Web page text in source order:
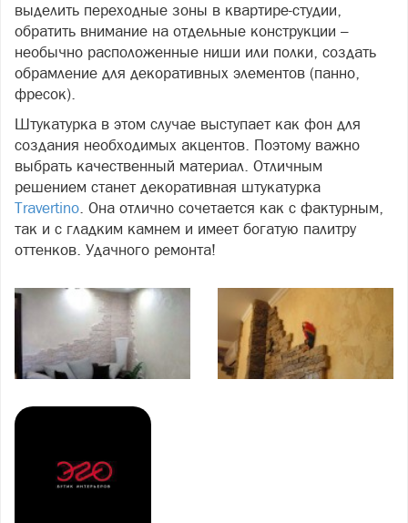
выделить переходные зоны в квартире-студии,
обратить внимание на отдельные конструкции –
необычно расположенные ниши или полки, создать
обрамление для декоративных элементов (панно,
фресок).
Штукатурка в этом случае выступает как фон для
создания необходимых акцентов. Поэтому важно
выбрать качественный материал. Отличным
решением станет декоративная штукатурка
Travertino. Она отлично сочетается как с фактурным,
так и с гладким камнем и имеет богатую палитру
оттенков. Удачного ремонта!